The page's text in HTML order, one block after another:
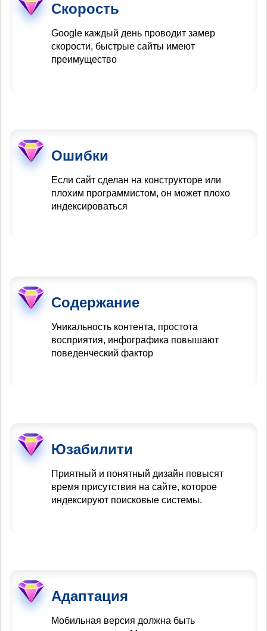
Скорость
Google каждый день проводит замер
скорости, быстрые сайты имеют
преимущество
Ошибки
Если сайт сделан на конструкторе или
плохим программистом, он может плохо
индексироваться
Содержание
Уникальность контента, простота
восприятия, инфографика повышают
поведенческий фактор
Юзабилити
Приятный и понятный дизайн повысят
время присутствия на сайте, которое
индексируют поисковые системы.
Адаптация
Мобильная версия должна быть